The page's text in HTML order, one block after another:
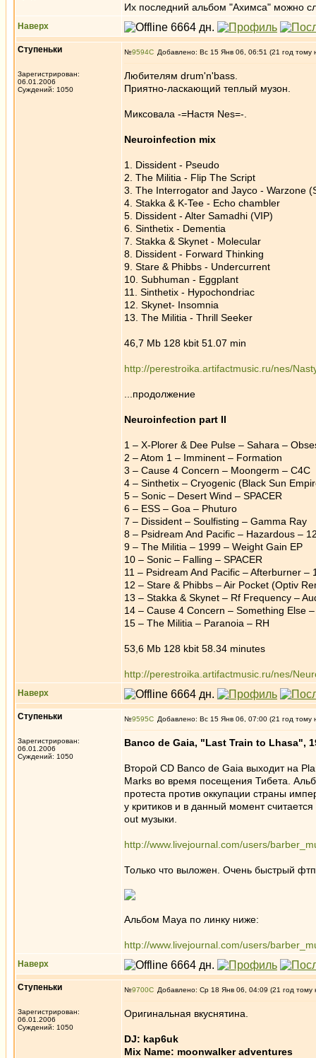
Их последний альбом "Ахимса" можно
Наверх
Ступеньки
Зарегистрирован:
06.01.2006
Суждений: 1050
№9594 Добавлено: Вс 15 Янв 06, 06:51 (21 год тому
Любителям drum'n'bass.
Приятно-ласкающий теплый музон.
Миксовала -=Настя Nes=-.
Neuroinfection mix
1. Dissident - Pseudo
2. The Militia - Flip The Script
3. The Interrogator and Jayco - Warzone
4. Stakka & K-Tee - Echo chambler
5. Dissident - Alter Samadhi (VIP)
6. Sinthetix - Dementia
7. Stakka & Skynet - Molecular
8. Dissident - Forward Thinking
9. Stare & Phibbs - Undercurrent
10. Subhuman - Eggplant
11. Sinthetix - Hypochondriac
12. Skynet- Insomnia
13. The Militia - Thrill Seeker
46,7 Mb 128 kbit 51.07 min
http://perestroika.artifactmusic.ru/nes/
...продолжение
Neuroinfection part II
1 – X-Plorer & Dee Pulse – Sahara –
2 – Atom 1 – Imminent – Formation
3 – Cause 4 Concern – Moongerm – C4C
4 – Sinthetix – Cryogenic (Black Sun
5 – Sonic – Desert Wind – SPACER
6 – ESS – Goa – Phuturo
7 – Dissident – Soulfisting – Gamma Ray
8 – Psidream And Pacific – Hazardous –
9 – The Militia – 1999 – Weight Gain EP
10 – Sonic – Falling – SPACER
11 – Psidream And Pacific – Afterburner –
12 – Stare & Phibbs – Air Pocket (Optiv
13 – Stakka & Skynet – Rf Frequency –
14 – Cause 4 Concern – Something Else
15 – The Militia – Paranoia – RH
53,6 Mb 128 kbit 58.34 minutes
http://perestroika.artifactmusic.ru/nes/
Наверх
Ступеньки
Зарегистрирован:
06.01.2006
Суждений: 1050
№9595 Добавлено: Вс 15 Янв 06, 07:00 (21 год тому
Banco de Gaia, "Last Train to Lhasa",
Второй CD Banco de Gaia выходит на
Marks во время посещения Тибета.
протеста против оккупации страны
у критиков и в данный момент
out музыки.
http://www.livejournal.com/users/
Только что выложен. Очень быстрый
Альбом Maya по линку ниже:
http://www.livejournal.com/users/
Наверх
Ступеньки
Зарегистрирован:
06.01.2006
Суждений: 1050
№9700 Добавлено: Ср 18 Янв 06, 04:09 (21 год тому
Оригинальная вкуснятина.
DJ: kap6uk
Mix Name: moonwalker adventures